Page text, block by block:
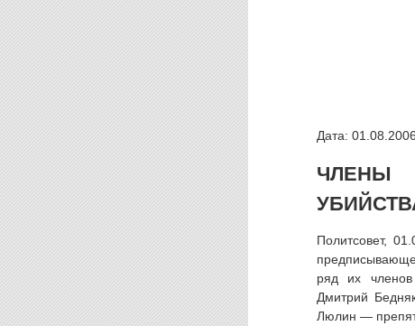
Дата: 01.08.2006
ЧЛЕНЫ
Политсовет,
ряд их членов
Дмитрий
Люлин —